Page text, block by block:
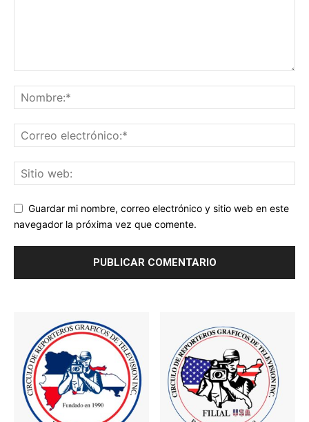
Guardar mi nombre, correo electrónico y sitio web en este
navegador la próxima vez que comente.